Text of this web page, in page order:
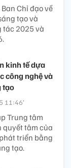
Chỉ đạo về
tạo và
tác 2025 và
kinh tế dựa
công nghệ và
tạo
11:46’
Trung tâm
quyết tâm của
triển bằng
tạo.